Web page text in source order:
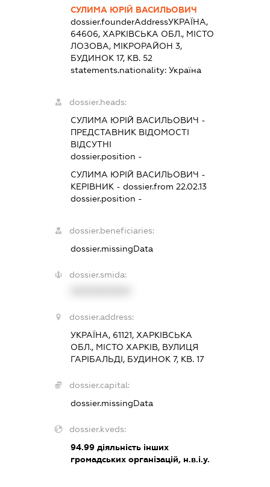
СУЛИМА ЮРІЙ ВАСИЛЬОВИЧ
dossier.founderAddressУКРАЇНА,
64606, ХАРКІВСЬКА ОБЛ., МІСТО
ЛОЗОВА, МІКРОРАЙОН 3,
БУДИНОК 17, КВ. 52
statements.nationality:Україна
dossier.heads:
СУЛИМА ЮРІЙ ВАСИЛЬОВИЧ -
ПРЕДСТАВНИК ВІДОМОСТІ
ВІДСУТНІ
dossier.position -
СУЛИМА ЮРІЙ ВАСИЛЬОВИЧ -
КЕРІВНИК - dossier.from 22.02.13
dossier.position -
dossier.beneficiaries:
dossier.missingData
dossier.smida:
dossier.address:
УКРАЇНА, 61121, ХАРКІВСЬКА
ОБЛ., МІСТО ХАРКІВ, ВУЛИЦЯ
ГАРІБАЛЬДІ, БУДИНОК 7, КВ. 17
dossier.capital:
dossier.missingData
dossier.kveds:
94.99 діяльність інших
громадських організацій, н.в.і.у.